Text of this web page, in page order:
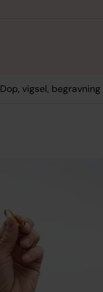
Dop, vigsel, begravning